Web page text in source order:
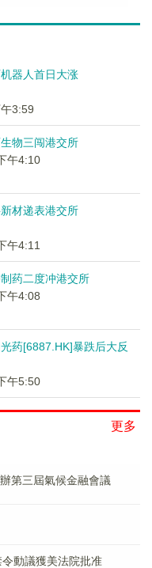
机器人首日大涨
3:59
生物三闯港交所
午4:10
新材递表港交所
午4:11
制药二度冲港交所
午4:08
光药[6887.HK]暴跌后大反
午5:50
更多
第三屆氣候金融會議
動議獲美法院批准